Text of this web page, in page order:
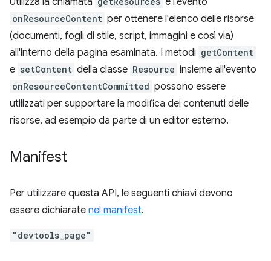
onResourceContent per ottenere l'elenco delle risorse
(documenti, fogli di stile, script, immagini e così via)
all'interno della pagina esaminata. I metodi getContent
e setContent della classe Resource insieme all'evento
onResourceContentCommitted possono essere
utilizzati per supportare la modifica dei contenuti delle
risorse, ad esempio da parte di un editor esterno.
Manifest
Per utilizzare questa API, le seguenti chiavi devono
essere dichiarate nel manifest.
"devtools_page"